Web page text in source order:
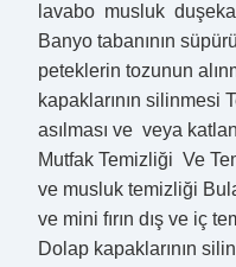
lavabo musluk
Banyo tabanının
peteklerin tozunun
kapaklarının silinmesi
asılması ve veya
Mutfak Temizliği Ve
ve musluk temizliği
ve mini fırın dış ve iç
Dolap kapaklarının